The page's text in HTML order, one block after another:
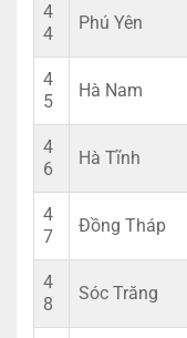
4
4
Phú Yên
4
5
Hà Nam
4
6
Hà Tĩnh
4
7
Đồng Tháp
4
8
Sóc Trăng